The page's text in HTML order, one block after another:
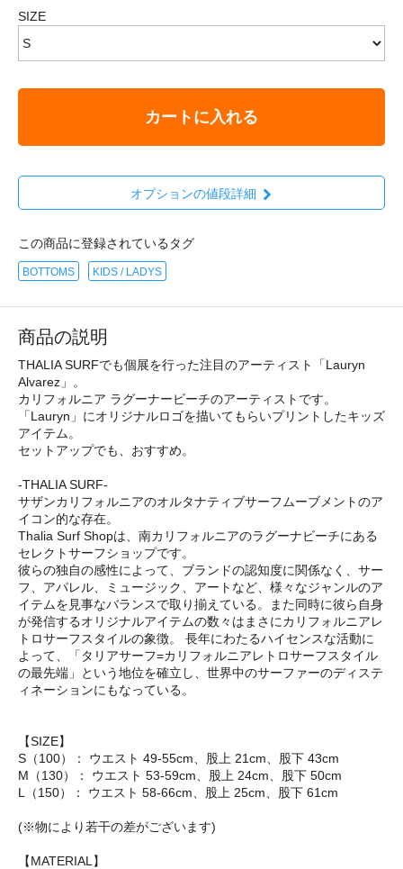
SIZE
カートに入れる
オプションの値段詳細
この商品に登録されているタグ
BOTTOMS KIDS / LADYS
商品の説明
THALIA SURFでも個展を行った注目のアーティスト「Lauryn
Alvarez」。
カリフォルニア ラグーナービーチのアーティストです。
「Lauryn」にオリジナルロゴを描いてもらいプリントしたキッズ
アイテム。
セットアップでも、おすすめ。
-THALIA SURF-
サザンカリフォルニアのオルタナティブサーフムーブメントのア
イコン的な存在。
Thalia Surf Shopは、南カリフォルニアのラグーナビーチにある
セレクトサーフショップです。
彼らの独自の感性によって、ブランドの認知度に関係なく、サー
フ、アパレル、ミュージック、アートなど、様々なジャンルのア
イテムを見事なバランスで取り揃えている。また同時に彼ら自身
が発信するオリジナルアイテムの数々はまさにカリフォルニアレ
トロサーフスタイルの象徴。 長年にわたるハイセンスな活動に
よって、「タリアサーフ=カリフォルニアレトロサーフスタイル
の最先端」という地位を確立し、世界中のサーファーのディステ
ィネーションにもなっている。
【SIZE】
S（100）： ウエスト 49-55cm、股上 21cm、股下 43cm
M（130）： ウエスト 53-59cm、股上 24cm、股下 50cm
L（150）： ウエスト 58-66cm、股上 25cm、股下 61cm
(※物により若干の差がございます)
【MATERIAL】